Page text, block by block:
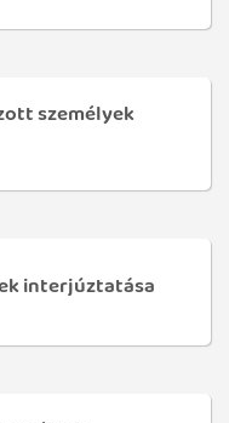
személyek
interjúztatása